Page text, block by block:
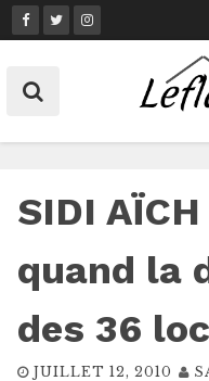
Skip
to
SIDI
quand la
des 36
JUILLET 12, 2010